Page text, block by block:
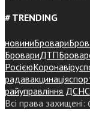
# TRENDING
новиниБровари
БровариДТП
РосієюКоронавірус
радавакцинація
райуправління ДСНС
Всі права